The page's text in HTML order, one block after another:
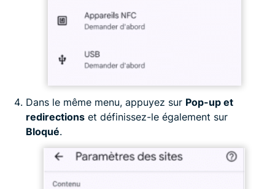
Dans le même menu, appuyez sur Pop-up et
redirections et définissez-le également sur
Bloqué.